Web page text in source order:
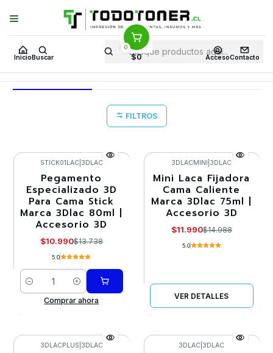
Inicio Buscar
0
$0 AccesoContacto
Puedes Elegir: Comprar enTienda· Despachoa Todo Chile · Retiro en
Tienda en24 Horas
Inicio Todo 3D FILAMENTOS ABS
ABS
FILTROS
-20%
STICK01LAC| 3DLAC
Pegamento
Especializado 3D
Para Cama Stick
Marca 3Dlac 80ml |
Accesorio 3D
$10.990$13.738
5.0
Cantidad
Comprar ahora
-20%
Agotado
3DLACMINI 3DLAC
Mini Laca Fijadora
Cama Caliente
Marca 3Dlac 75ml |
Accesorio 3D
$11.990$14.988
5.0
VER DETALLES
3DLACPLUS 3DLAC 3DLAC 3DLAC